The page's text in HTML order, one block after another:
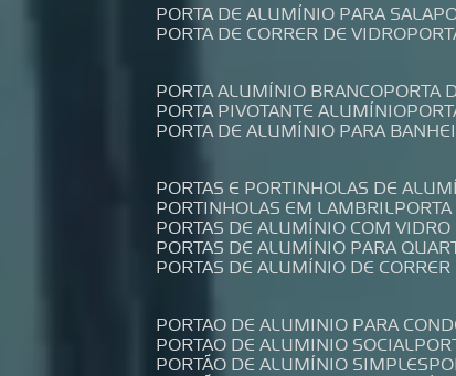
PORTA DE ALUMÍNIO PARA SALA
PORTA DE CORRER DE VIDRO
PORTA ALUMÍNIO BRANCO
PORTA PIVOTANTE ALUMÍNIO
PORTA DE ALUMÍNIO PARA
PORTAS E PORTINHOLAS DE
PORTINHOLAS EM LAMBRIL
PORTAS DE ALUMÍNIO COM
PORTAS DE ALUMÍNIO PARA
PORTAS DE ALUMÍNIO DE CORRER
PORTAO DE ALUMINIO PARA
PORTAO DE ALUMINIO SOCIAL
PORTÃO DE ALUMÍNIO SIMPLES